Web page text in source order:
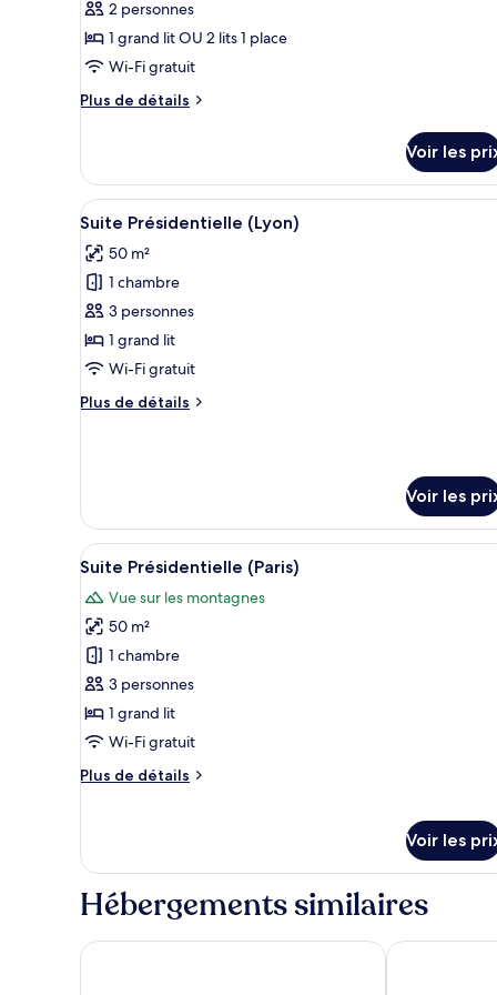
type
de
chambre :
Chambre
2 personnes
1 grand lit OU 2 lits 1 place
Wi-Fi gratuit
Plus de détails
Plus
le
type
de
Chambre
Classique
Voir les
Afficher
toutes
les
photos
pour
ce
type
chambre :
Une chambre d’hôtel dotée
5
Suite Présidentielle (Lyon)
50 m²
1 chambre
3 personnes
1 grand lit
Wi-Fi gratuit
Plus de détails
Plus
de
chambre
Suite
(Lyon)
Voir les
Afficher
toutes
les
photos
pour
ce
type
de
chambre :
Suite
Une chambre d’hôtel avec
7
Suite Présidentielle (Paris)
Vue sur les montagnes
50 m²
1 chambre
3 personnes
1 grand lit
Wi-Fi gratuit
Plus de détails
Plus
type
de
chambre
Présidentielle
Voir les
Hébergements similaires
Pousada Grandchamp Pousada